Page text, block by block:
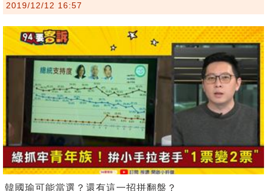
2019/12/12 16:57
韓國瑜可能當選？還有這一招拼翻盤？